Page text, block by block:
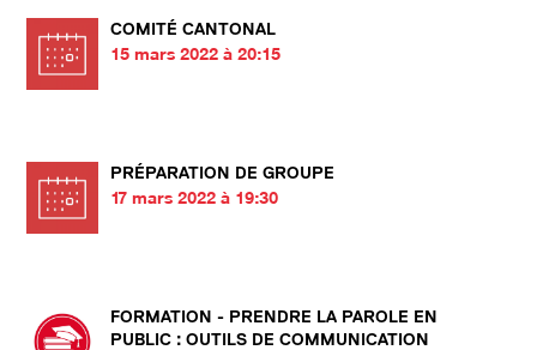
COMITÉ CANTONAL
15 mars 2022 à 20:15
PRÉPARATION DE GROUPE
17 mars 2022 à 19:30
FORMATION - PRENDRE LA PAROLE EN
PUBLIC : OUTILS DE COMMUNICATION